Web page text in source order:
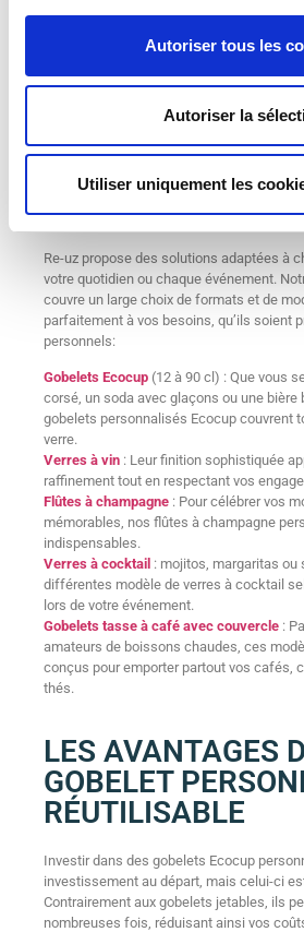
Autoriser tous les
Autoriser la
Utiliser uniquement les
UNE GAMME
GOBELETS
RÉPONDRE À VOS
Re-uz propose des solutions adaptées à
votre quotidien ou chaque événement.
couvre un large choix de formats et de
parfaitement à vos besoins, qu’ils soient
personnels:
Gobelets Ecocup (12 à 90 cl) : Que vous
corsé, un soda avec glaçons ou une bière
gobelets personnalisés Ecocup couvrent
verre.
Verres à vin : Leur finition sophistiquée
raffinement tout en respectant vos
Flûtes à champagne : Pour célébrer vos
mémorables, nos flûtes à champagne
indispensables.
Verres à cocktail : mojitos, margaritas ou
différentes modèle de verres à cocktail
lors de votre événement.
Gobelets tasse à café avec couvercle :
amateurs de boissons chaudes, ces
conçus pour emporter partout vos cafés,
thés.
LES AVANTAGES
GOBELET
RÉUTILISABLE
Investir dans des gobelets Ecocup
investissement au départ, mais celui-ci
Contrairement aux gobelets jetables, ils
nombreuses fois, réduisant ainsi vos